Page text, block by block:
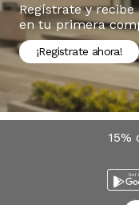
Regístrate y recibe
en tu primera
¡Registrate ahora!